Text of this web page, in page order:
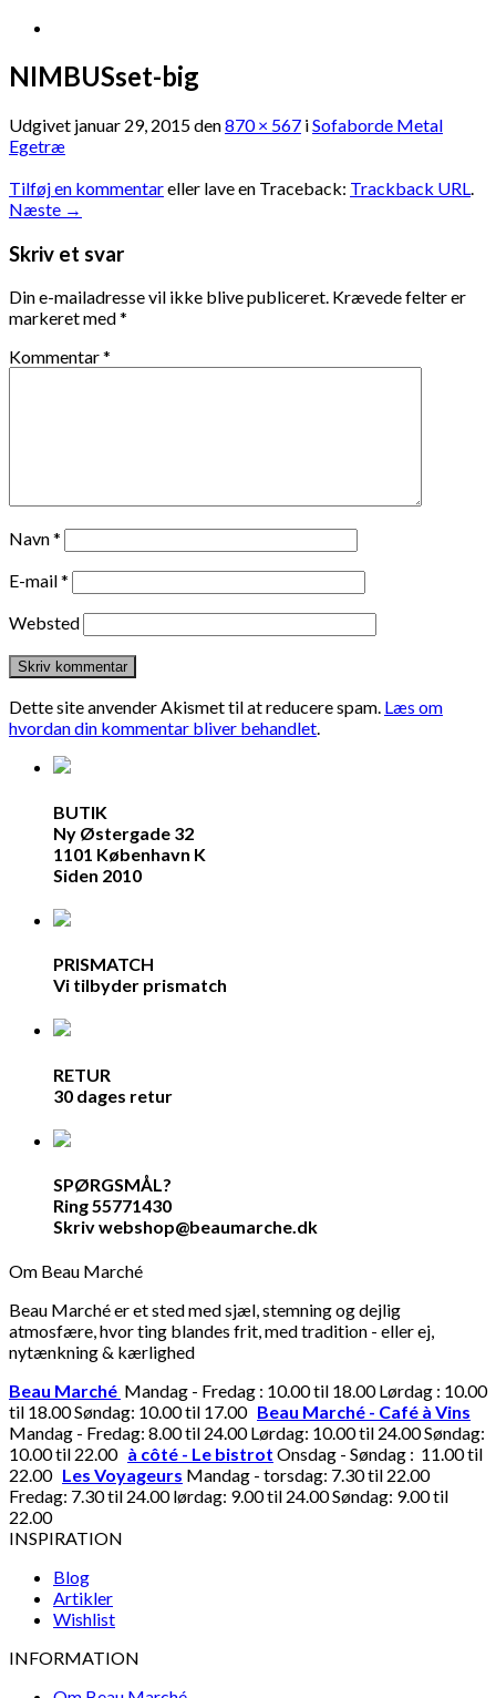
NIMBUSset-big
Udgivet januar 29, 2015den870 × 567 iSofaborde Metal
Egetræ
Tilføj en kommentareller lave en Traceback: Trackback URL.
Næste →
Skriv et svar
Din e-mailadresse vil ikke blive publiceret. Krævede felter er
markeret med*
Kommentar*
Navn*
E-mail*
Websted
Dette site anvender Akismet til at reducere spam. Læs om
hvordan din kommentar bliver behandlet.
BUTIK
Ny Østergade 32
1101 København K
Siden 2010
PRISMATCH
Vi tilbyder prismatch
RETUR
30 dages retur
SPØRGSMÅL?
Ring 55771430
Skriv webshop@beaumarche.dk
Om Beau Marché
Beau Marché er et sted med sjæl, stemning og dejlig
atmosfære, hvor ting blandes frit, med tradition - eller ej,
nytænkning & kærlighed
Beau Marché Mandag - Fredag : 10.00 til 18.00 Lørdag : 10.00
til 18.00 Søndag: 10.00 til 17.00 Beau Marché - Café à Vins
Mandag - Fredag: 8.00 til 24.00 Lørdag: 10.00 til 24.00 Søndag:
10.00 til 22.00 à côté - Le bistrot Onsdag - Søndag : 11.00 til
22.00 Les Voyageurs Mandag - torsdag: 7.30 til 22.00
Fredag: 7.30 til 24.00 lørdag: 9.00 til 24.00 Søndag: 9.00 til
22.00
INSPIRATION
Blog
Artikler
Wishlist
INFORMATION